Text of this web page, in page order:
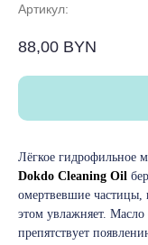
Артикул:
88,00 BYN
Лёгкое гидрофильное
Dokdo Cleaning Oil
омертвевшие
этом увлажняет.
препятствует